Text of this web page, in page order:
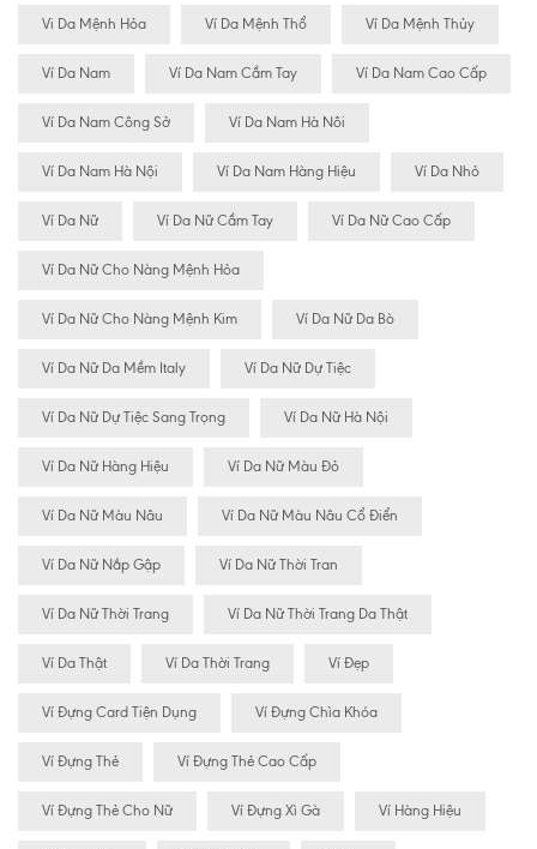
Vi Da Mệnh Hỏa Ví Da Mệnh Thổ Ví Da Mệnh Thủy
Ví Da Nam Ví Da Nam Cầm Tay Ví Da Nam Cao Cấp
Ví Da Nam Công Sở Ví Da Nam Hà Nôi
Ví Da Nam Hà Nội Ví Da Nam Hàng Hiệu Ví Da Nhỏ
Ví Da Nữ Ví Da Nữ Cầm Tay Ví Da Nữ Cao Cấp
Ví Da Nữ Cho Nàng Mệnh Hỏa
Ví Da Nữ Cho Nàng Mệnh Kim Ví Da Nữ Da Bò
Ví Da Nữ Da Mềm Italy Ví Da Nữ Dự Tiệc
Ví Da Nữ Dự Tiệc Sang Trọng Ví Da Nữ Hà Nội
Ví Da Nữ Hàng Hiệu Ví Da Nữ Màu Đỏ
Ví Da Nữ Màu Nâu Ví Da Nữ Màu Nâu Cổ Điển
Ví Da Nữ Nắp Gập Ví Da Nữ Thời Tran
Ví Da Nữ Thời Trang Ví Da Nữ Thời Trang Da Thật
Ví Da Thật Ví Da Thời Trang Ví Đẹp
Ví Đựng Card Tiện Dụng Ví Đựng Chìa Khóa
Ví Đựng Thẻ Ví Đựng Thẻ Cao Cấp
Ví Đựng Thẻ Cho Nữ Ví Đựng Xì Gà Ví Hàng Hiệu